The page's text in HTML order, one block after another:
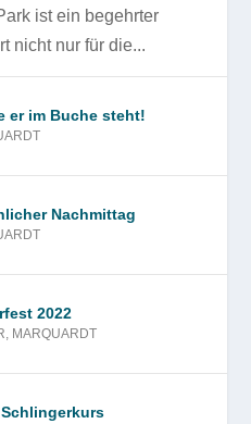
ist ein begehrter
nicht nur für die...
er im Buche steht!
Nachmittag
2022
, MARQUARDT